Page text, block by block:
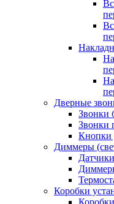
Дверные
Звонки
Звонки
Кнопки
Диммеры
Коробки